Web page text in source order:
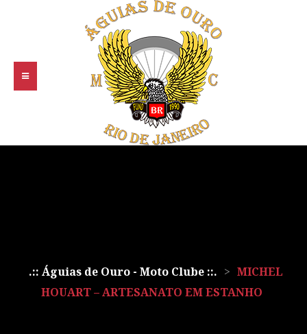
.:: Águias de Ouro - Moto Clube ::. > MICHEL
HOUART – ARTESANATO EM ESTANHO